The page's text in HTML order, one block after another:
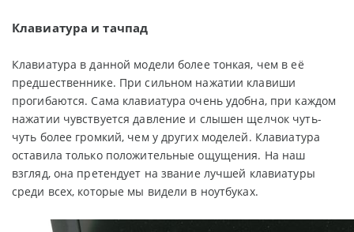
Клавиатура и тачпад
Клавиатура в данной модели более тонкая, чем в её
предшественнике. При сильном нажатии клавиши
прогибаются. Сама клавиатура очень удобна, при каждом
нажатии чувствуется давление и слышен щелчок чуть-
чуть более громкий, чем у других моделей. Клавиатура
оставила только положительные ощущения. На наш
взгляд, она претендует на звание лучшей клавиатуры
среди всех, которые мы видели в ноутбуках.